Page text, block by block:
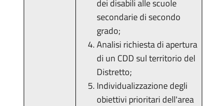
dei disabili alle scuole
secondarie di secondo
grado;
Analisi richiesta di apertura
di un CDD sul territorio del
Distretto;
Individualizzazione degli
obiettivi prioritari dell'area